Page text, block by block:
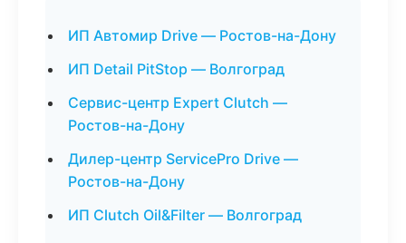
ИП Автомир Drive — Ростов-на-Дону
ИП Detail PitStop — Волгоград
Сервис-центр Expert Clutch —
Ростов-на-Дону
Дилер-центр ServicePro Drive —
Ростов-на-Дону
ИП Clutch Oil&Filter — Волгоград